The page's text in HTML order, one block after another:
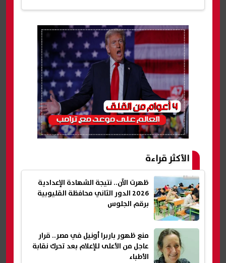
الأكثر قراءة
ظهرت الآن.. نتيجة الشهادة الإعدادية
2026 الدور الثاني محافظة القليوبية
برقم الجلوس
منع ظهور باربرا أونيل في مصر.. قرار
عاجل من الأعلى للإعلام بعد تحرك نقابة
الأطباء